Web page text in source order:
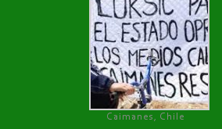
Caimanes, Chile